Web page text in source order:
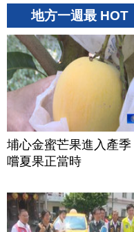
地方一週最 HOT
埔心金蜜芒果進入產季
嚐夏果正當時